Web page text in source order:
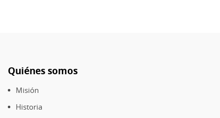
Pie
de
página
Quiénes somos
Misión
Historia